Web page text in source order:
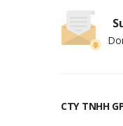
CTY TNHH